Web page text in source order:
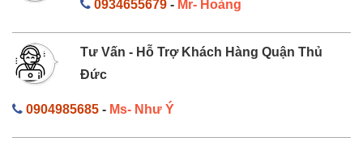
0934655679- Mr- Hoàng
Tư Vấn - Hỗ Trợ Khách Hàng Quận Thủ
Đức
0904985685 - Ms- Như Ý